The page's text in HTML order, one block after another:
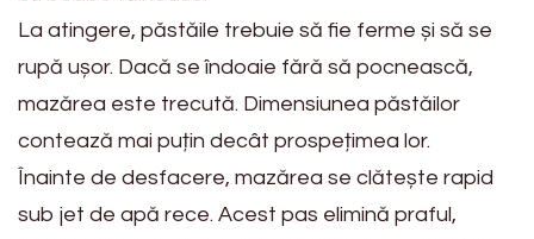
La atingere, păstăile trebuie să fie ferme și să se
rupă ușor. Dacă se îndoaie fără să pocnească,
mazărea este trecută. Dimensiunea păstăilor
contează mai puțin decât prospețimea lor.
Înainte de desfacere, mazărea se clătește rapid
sub jet de apă rece. Acest pas elimină praful,